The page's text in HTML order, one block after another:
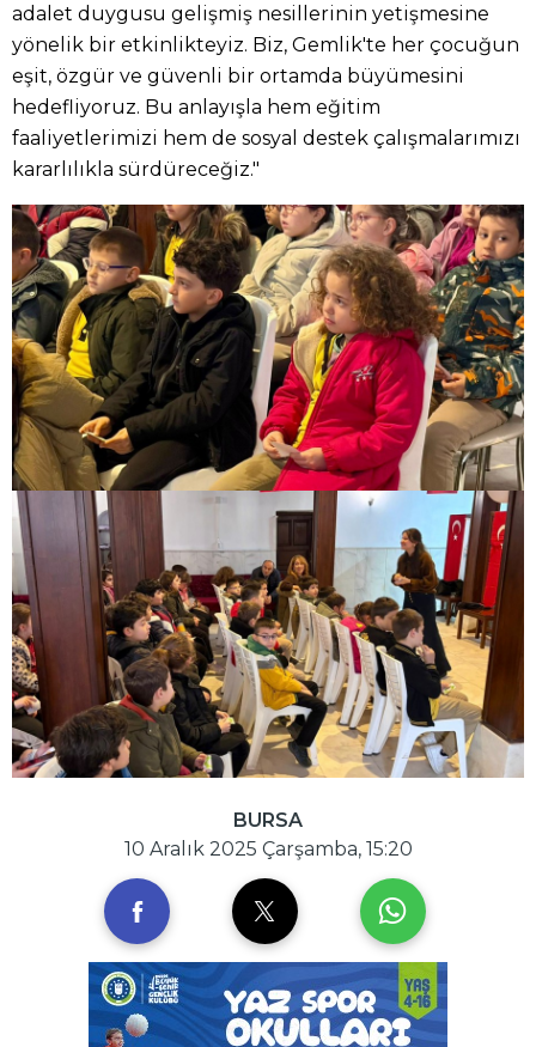
adalet duygusu gelişmiş nesillerinin yetişmesine
yönelik bir etkinlikteyiz. Biz, Gemlik'te her çocuğun
eşit, özgür ve güvenli bir ortamda büyümesini
hedefliyoruz. Bu anlayışla hem eğitim
faaliyetlerimizi hem de sosyal destek çalışmalarımızı
kararlılıkla sürdüreceğiz."
BURSA
10 Aralık 2025 Çarşamba, 15:20